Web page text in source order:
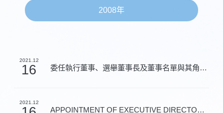
2008年
2021.12
16 委任執行董事、選舉董事長及董事名單與其角色和職能
2021.12
APPOINTMENT OF EXECUTIVE DIRECTOR, ELECT